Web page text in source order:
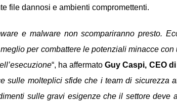
file dannosi e ambienti compromettenti.
e malware non scompariranno presto.
per combattere le potenziali minacce
“, ha affermatoGuy Caspi, CEO
sulle molteplici sfide che i team di sicurezza
sulle gravi esigenze che il settore deve